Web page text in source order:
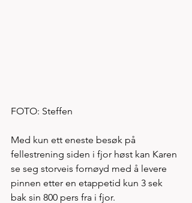
FOTO: Steffen
Med kun ett eneste besøk på
fellestrening siden i fjor høst kan Karen
se seg storveis fornøyd med å levere
pinnen etter en etappetid kun 3 sek
bak sin 800 pers fra i fjor.